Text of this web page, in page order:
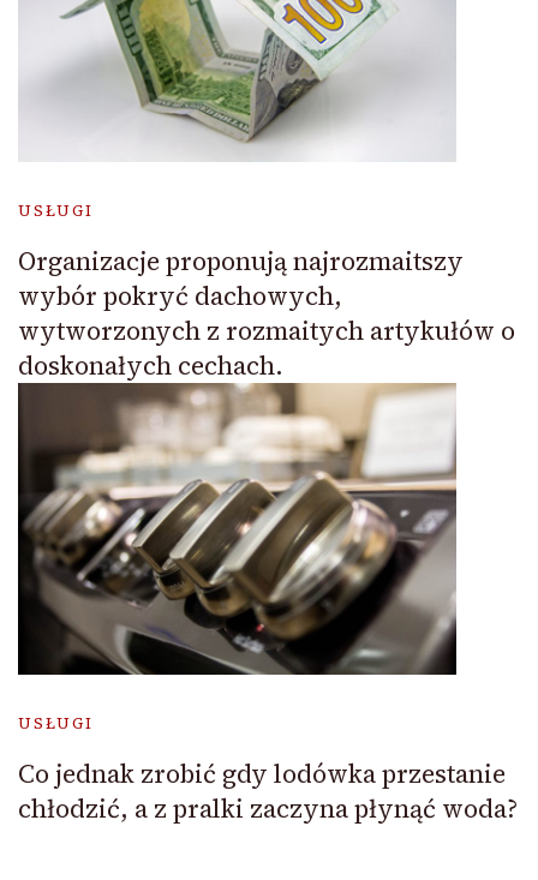
USŁUGI
Organizacje proponują najrozmaitszy
wybór pokryć dachowych,
wytworzonych z rozmaitych artykułów o
doskonałych cechach.
USŁUGI
Co jednak zrobić gdy lodówka przestanie
chłodzić, a z pralki zaczyna płynąć woda?